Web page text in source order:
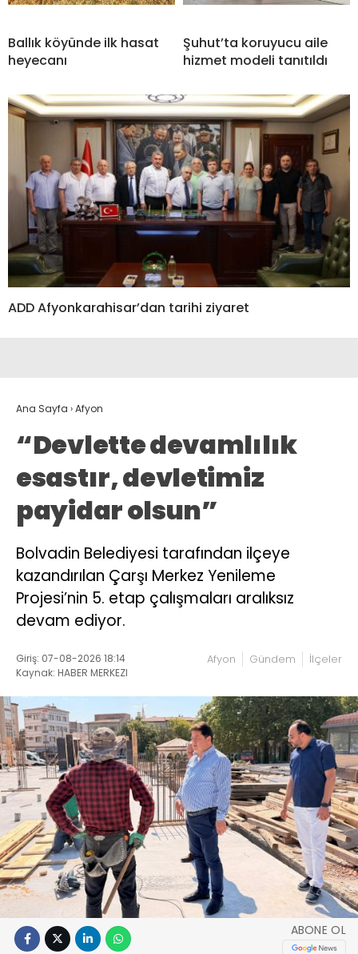
Ballık köyünde ilk hasat
heyecanı
Şuhut’ta koruyucu aile
hizmet modeli tanıtıldı
ADD Afyonkarahisar’dan tarihi ziyaret
Ana Sayfa ›Afyon
“Devlette devamlılık
esastır, devletimiz
payidar olsun”
Bolvadin Belediyesi tarafından ilçeye
kazandırılan Çarşı Merkez Yenileme
Projesi’nin 5. etap çalışmaları aralıksız
devam ediyor.
Giriş: 07-08-2026 18:14
Kaynak: HABER MERKEZI
Afyon Gündem İlçeler
ABONE OL